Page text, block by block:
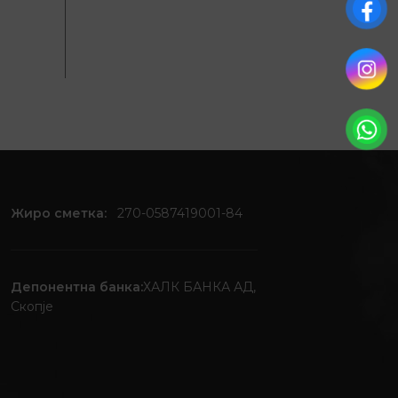
300,00
SKU:
Жиро сметка:270-0587419001-84
Депонентна банка:ХАЛК БАНКА АД,
Скопје